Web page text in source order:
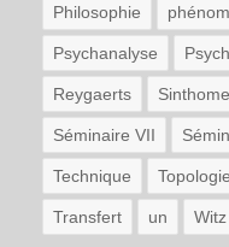
Philosophie
Psychanalyse
Reygaerts Sinthome
Séminaire VII
Technique Topologie
Transfert un Witz